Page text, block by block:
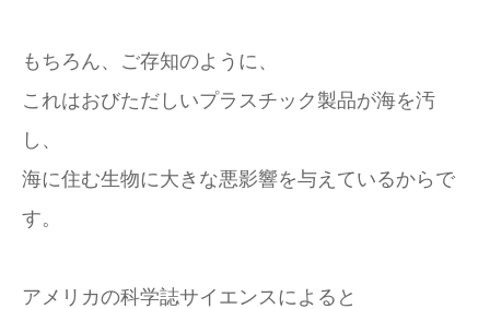
もちろん、ご存知のように、
これはおびただしいプラスチック製品が海を汚
し、
海に住む生物に大きな悪影響を与えているからで
す。
アメリカの科学誌サイエンスによると